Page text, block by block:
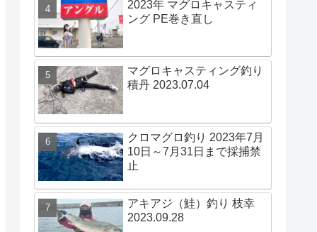
2023年 マグロキャスティ
ング PE巻き直し
マグロキャスティング釣り
積丹 2023.07.04
クロマグロ釣り 2023年7月
10日～7月31日まで採捕禁
止
アキアジ（鮭）釣り 枝幸
2023.09.28